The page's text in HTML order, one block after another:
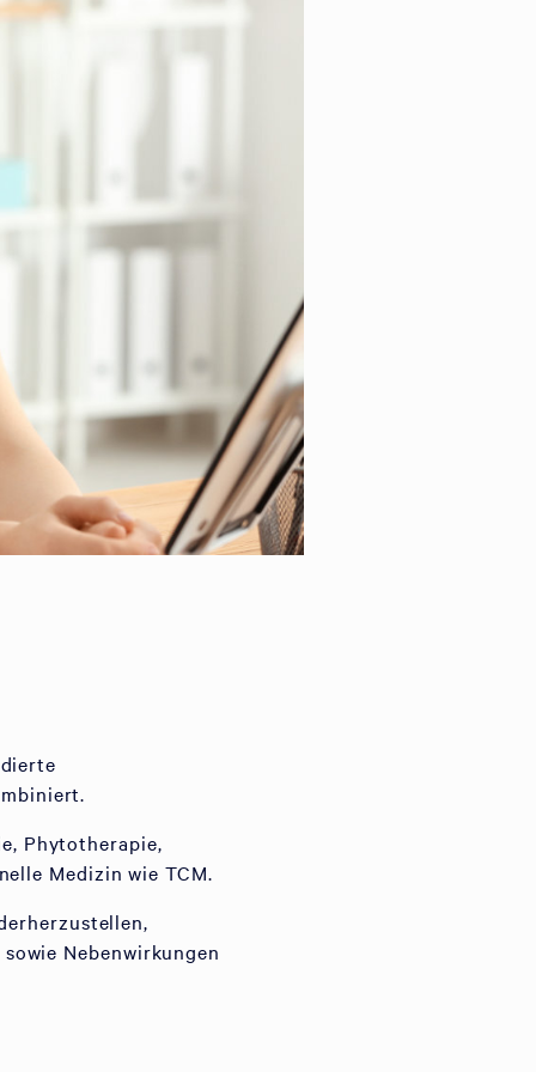
Phytotherapie,
Medizin wie TCM.
Nebenwirkungen